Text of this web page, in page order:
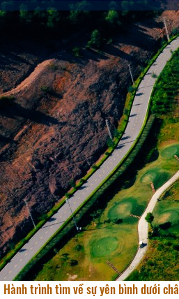
Hành trình tìm về sự yên bình dưới